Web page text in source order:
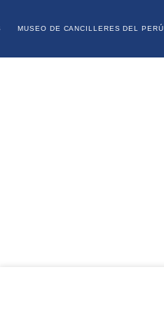
MUSEO DE CANCILLERES DEL PERÚ